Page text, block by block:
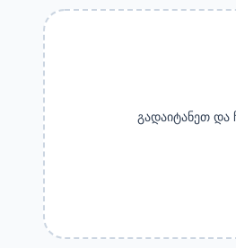
გადაიტანეთ და